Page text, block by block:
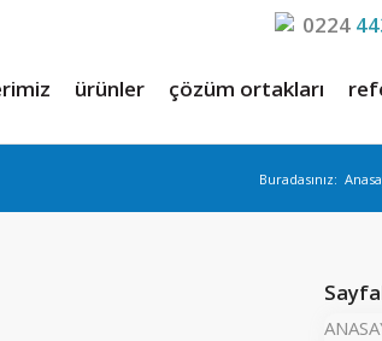
0224
ürünler çözüm ortakları
Buradasınız: